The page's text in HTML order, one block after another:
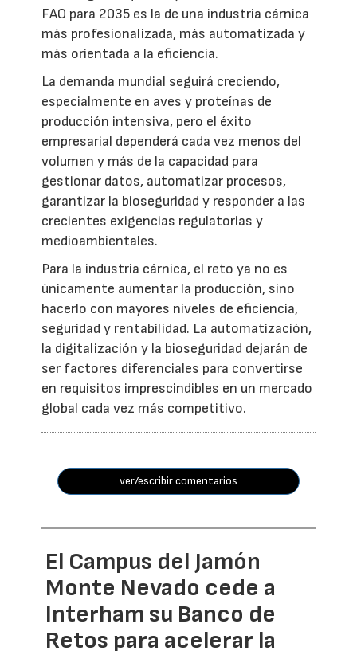
FAO para 2035 es la de una industria cárnica
más profesionalizada, más automatizada y
más orientada a la eficiencia.
La demanda mundial seguirá creciendo,
especialmente en aves y proteínas de
producción intensiva, pero el éxito
empresarial dependerá cada vez menos del
volumen y más de la capacidad para
gestionar datos, automatizar procesos,
garantizar la bioseguridad y responder a las
crecientes exigencias regulatorias y
medioambientales.
Para la industria cárnica, el reto ya no es
únicamente aumentar la producción, sino
hacerlo con mayores niveles de eficiencia,
seguridad y rentabilidad. La automatización,
la digitalización y la bioseguridad dejarán de
ser factores diferenciales para convertirse
en requisitos imprescindibles en un mercado
global cada vez más competitivo.
ver/escribir comentarios
El Campus del Jamón
Monte Nevado cede a
Interham su Banco de
Retos para acelerar la